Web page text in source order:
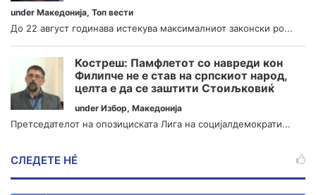
under Македонија, Топ вести
До 22 август годинава истекува максималниот законски ро...
Костреш: Памфлетот со навреди кон
Филипче не е став на српскиот народ,
целта е да се заштити Стоиљковиќ
under Избор, Македонија
Претседателот на опозициската Лига на социјалдемократи...
СЛЕДЕТЕ НÉ